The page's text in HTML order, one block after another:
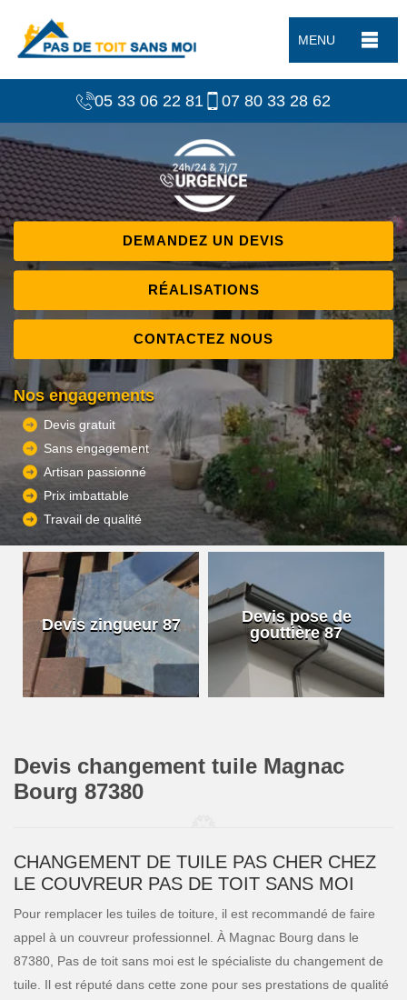
MENU
05 33 06 22 81 07 80 33 28 62
DEMANDEZ UN DEVIS
RÉALISATIONS
CONTACTEZ NOUS
Nos engagements
Devis gratuit
Sans engagement
Artisan passionné
Prix imbattable
Travail de qualité
Devis zingueur 87
Devis pose de
gouttière 87
Devis changement tuile Magnac
Bourg 87380
CHANGEMENT DE TUILE PAS CHER CHEZ
LE COUVREUR PAS DE TOIT SANS MOI
Pour remplacer les tuiles de toiture, il est recommandé de faire
appel à un couvreur professionnel. À Magnac Bourg dans le
87380, Pas de toit sans moi est le spécialiste du changement de
tuile. Il est réputé dans cette zone pour ses prestations de qualité